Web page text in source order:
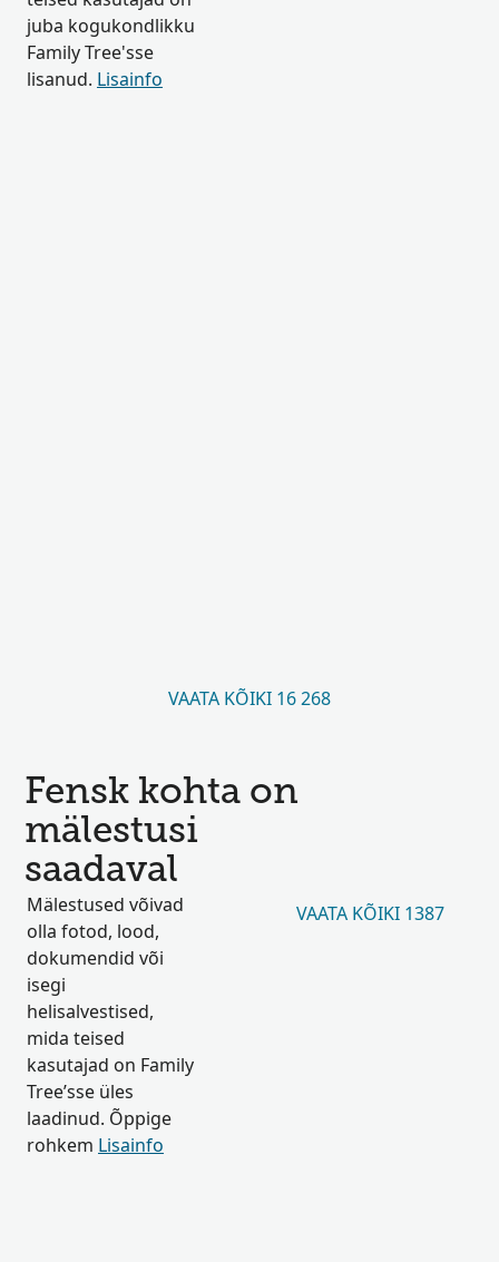
juba kogukondlikku
Family Tree'sse
lisanud. Lisainfo
VAATA KÕIKI 16 268
Fensk kohta on
mälestusi
saadaval
Mälestused võivad
olla fotod, lood,
dokumendid või
isegi
helisalvestised,
mida teised
kasutajad on Family
Tree’sse üles
laadinud. Õppige
rohkem Lisainfo
VAATA KÕIKI 1387